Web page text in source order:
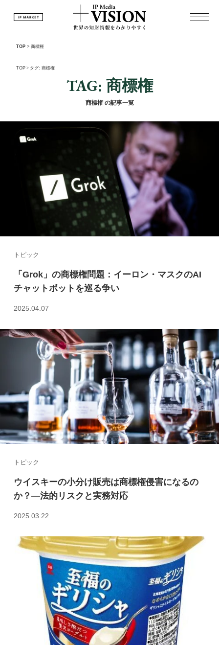
TOP > 商標権
TOP > タグ: 商標権
TAG: 商標権
商標権 の記事一覧
トピック
「Grok」の商標権問題：イーロン・マスクのAI
チャットボットを巡る争い
2025.04.07
トピック
ウイスキーの小分け販売は商標権侵害になるの
か？—法的リスクと実務対応
2025.03.22